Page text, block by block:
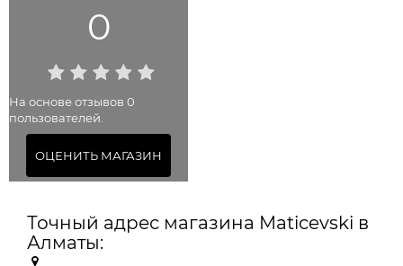
0
На основе отзывов 0
пользователей.
ОЦЕНИТЬ МАГАЗИН
Точный адрес магазина Maticevski в
Алматы: